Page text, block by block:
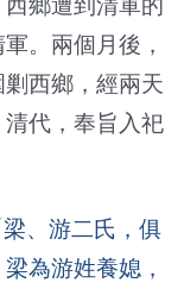
鄉遭到清軍的
。兩個月後，
西鄉，經兩天
代，奉旨入祀
梁、游二氏，俱
為游姓養媳，